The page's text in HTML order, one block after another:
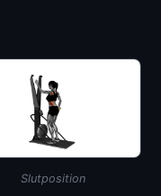
Slutposition